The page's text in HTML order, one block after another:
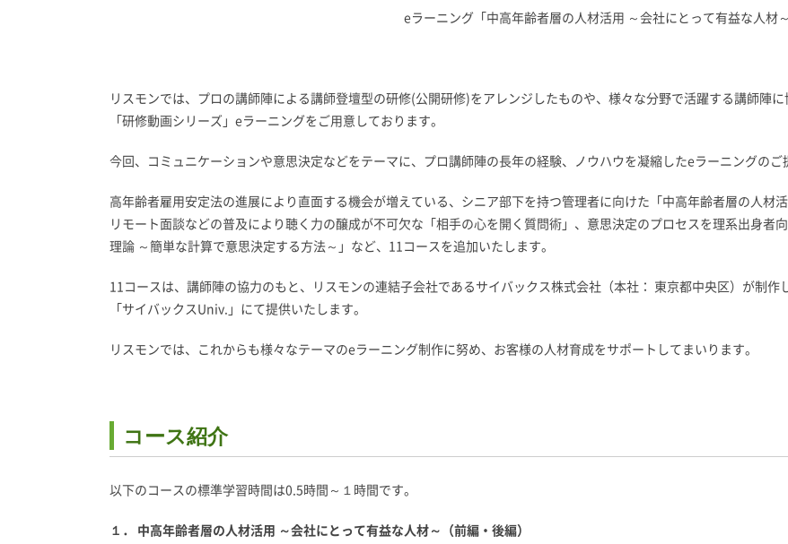
eラーニング「中高年齢者層の人材活用 ～会社にとって有益な人材～
リスモンでは、プロの講師陣による講師登壇型の研修(公開研修)をアレンジしたものや、様々な分野で活躍する講師陣に
「研修動画シリーズ」eラーニングをご用意しております。
今回、コミュニケーションや意思決定などをテーマに、プロ講師陣の長年の経験、ノウハウを凝縮したeラーニングのご
高年齢者雇用安定法の進展により直面する機会が増えている、シニア部下を持つ管理者に向けた「中高年齢者層の人材
リモート面談などの普及により聴く力の醸成が不可欠な「相手の心を開く質問術」、意思決定のプロセスを理系出身者
理論 ～簡単な計算で意思決定する方法～」など、11コースを追加いたします。
11コースは、講師陣の協力のもと、リスモンの連結子会社であるサイバックス株式会社（本社： 東京都中央区）が制作
「サイバックスUniv.」にて提供いたします。
リスモンでは、これからも様々なテーマのeラーニング制作に努め、お客様の人材育成をサポートしてまいります。
コース紹介
以下のコースの標準学習時間は0.5時間～１時間です。
１． 中高年齢者層の人材活用 ～会社にとって有益な人材～（前編・後編）